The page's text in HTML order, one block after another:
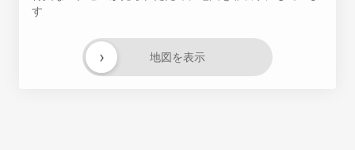
す
地図を表示
›